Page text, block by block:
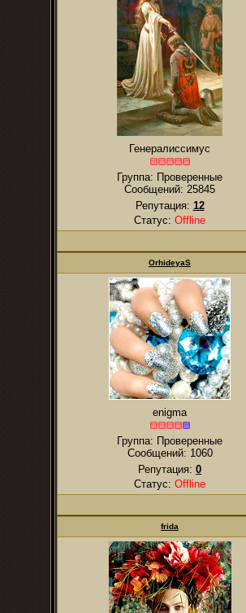
Генералиссимус
Группа: Проверенные
Сообщений: 25845
Репутация: 12
Статус: Offline
OrhideyaS
enigma
Группа: Проверенные
Сообщений: 1060
Репутация: 0
Статус: Offline
frida